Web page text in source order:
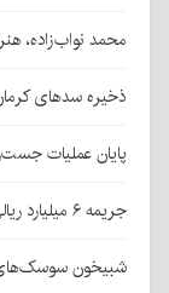
محمد نواب‌زاده،
ذخیره سدهای کرمان به ۲۴۹ میلیون
پایان عملیات جست‌وجو در
جریمه ۶ میلیارد ریالی برای قاچاقچی نارنگی پاکستانی در بافت
شبیخون سوسک‌های